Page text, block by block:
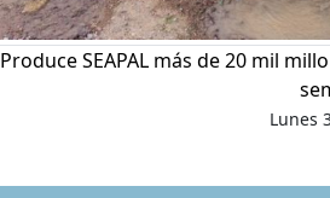
Produce SEAPAL más de 20 mil
Lunes